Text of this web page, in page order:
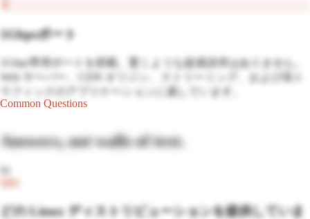
1Gbpsポート
1Gbps専用ポートを搭載。驚くような超過請求はありません。
ラフィックのアプリケーションに適しています。
Common Questions
Answers, not walls of text.
どの Linux ディストリビューションを提供していま